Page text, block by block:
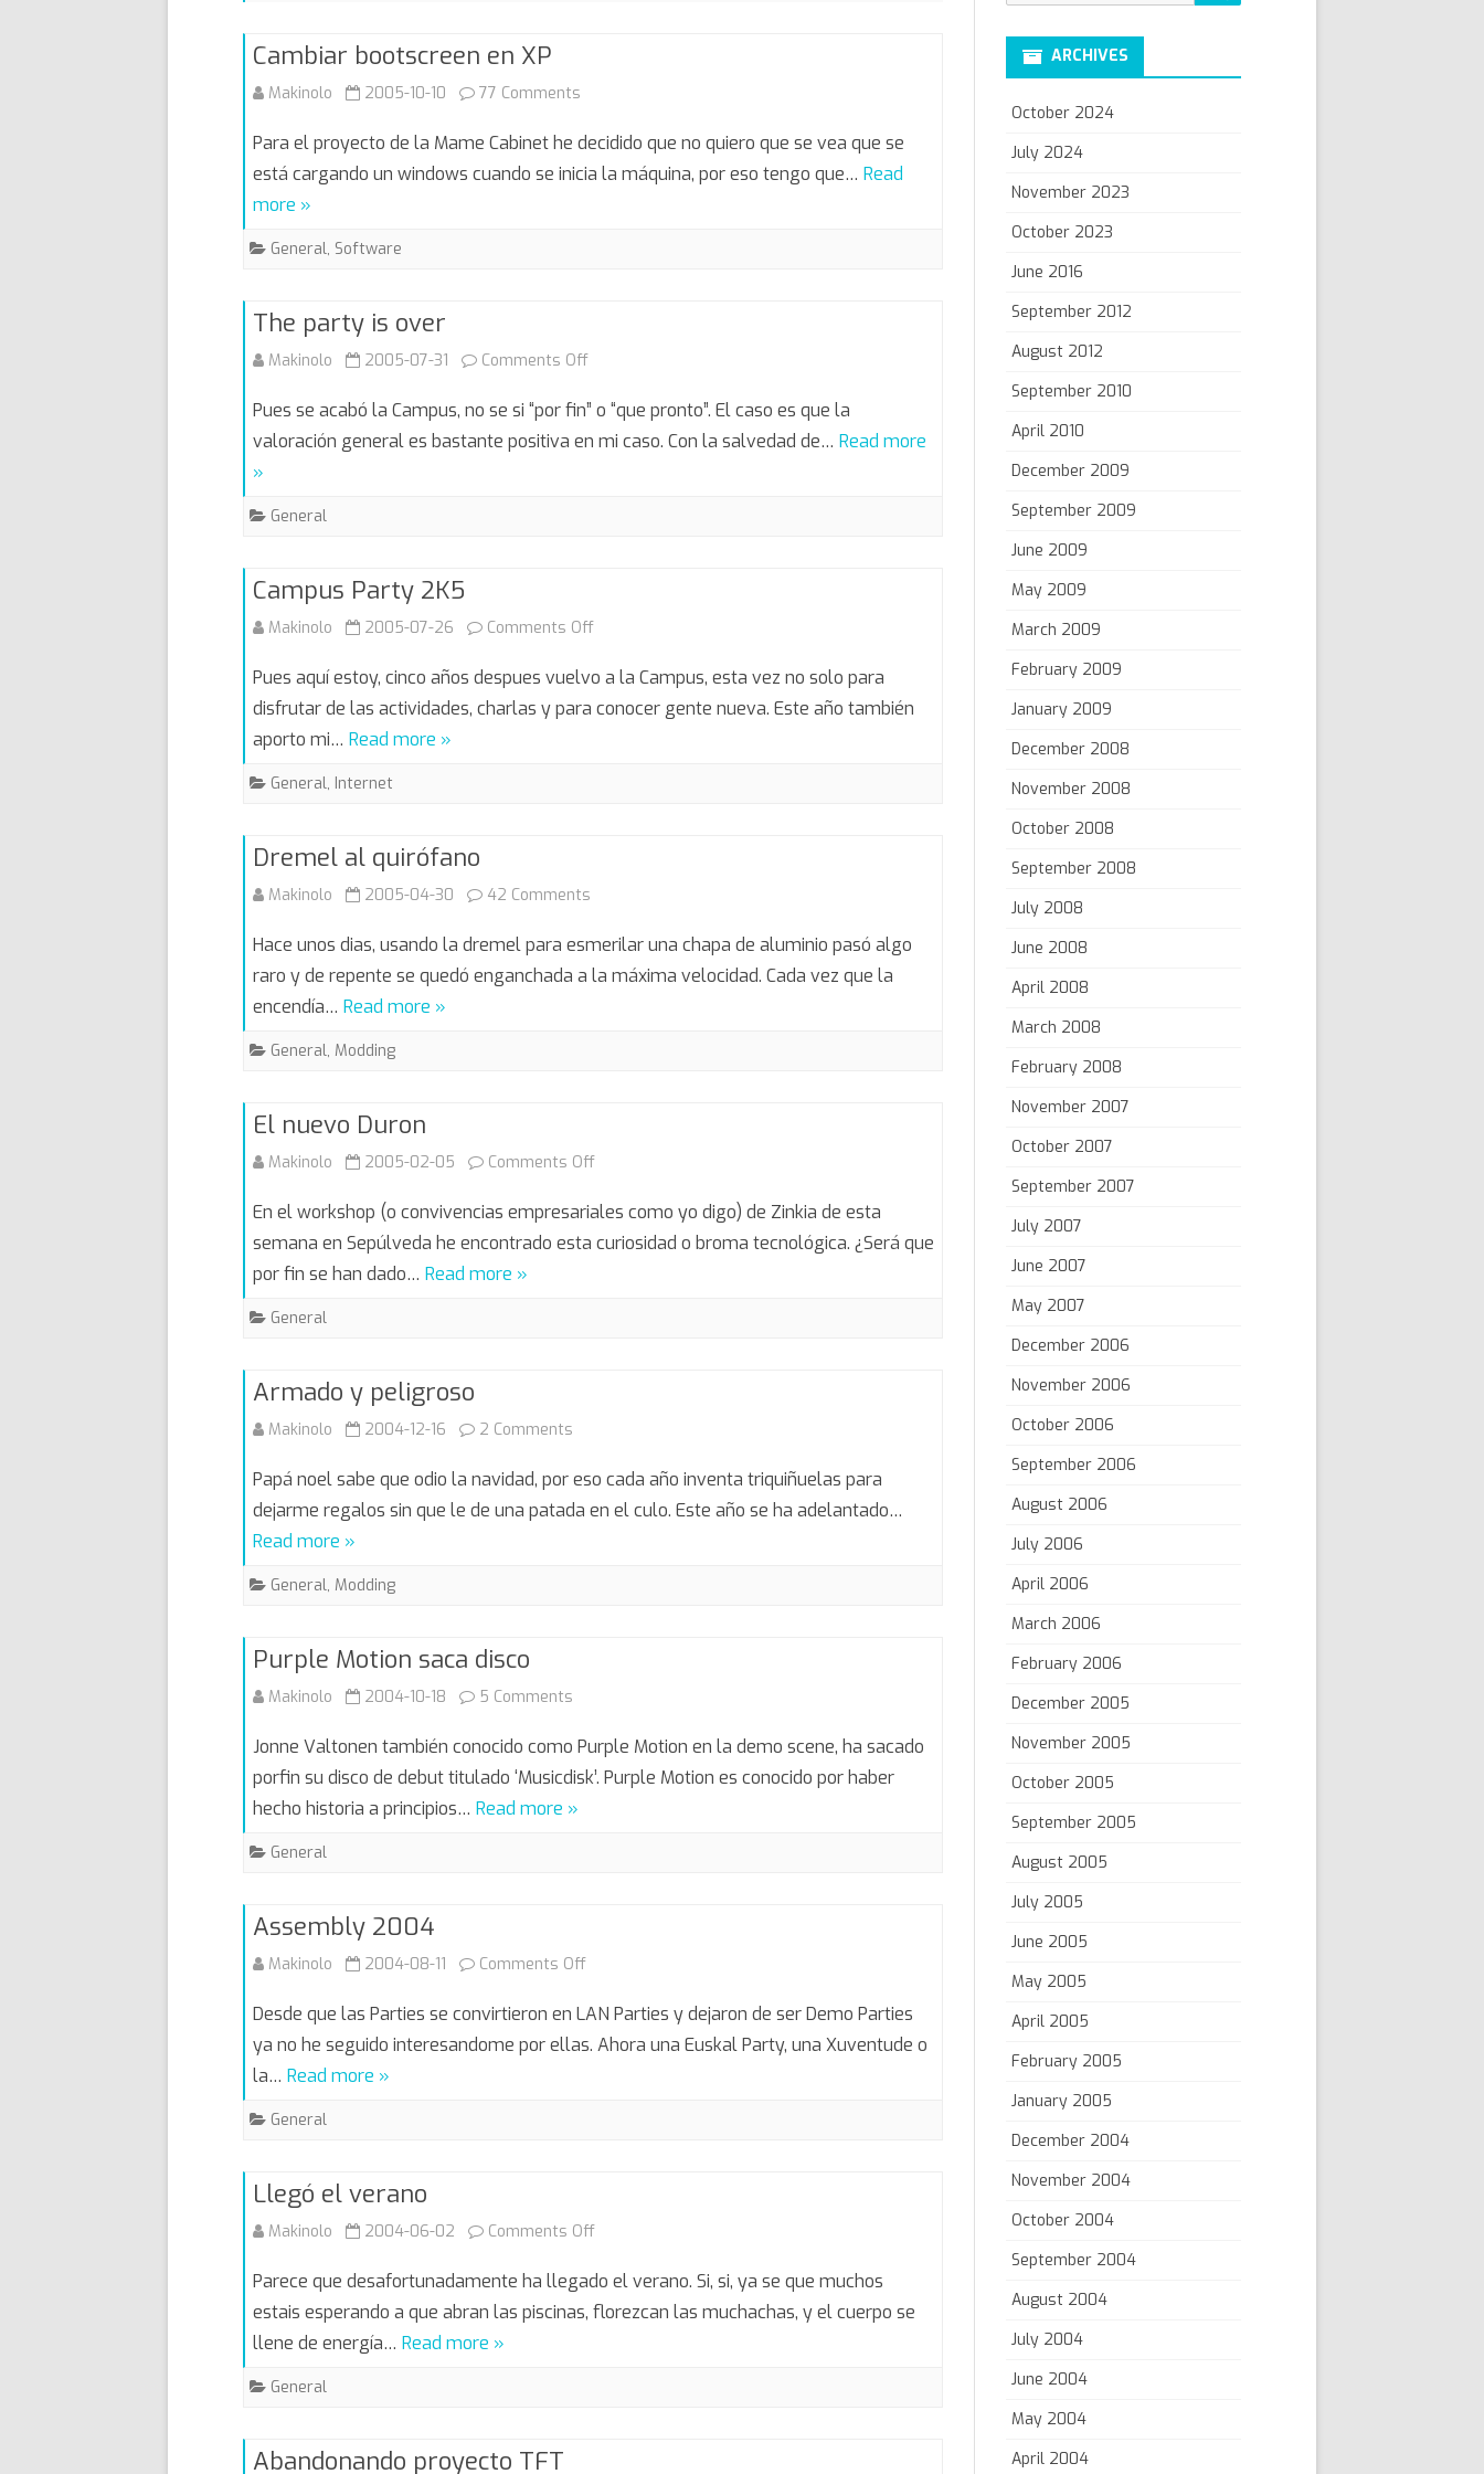
Cambiar bootscreen en XP
Makinolo 2005-10-10 77 Comments
Cambiar
bootscreen
Para el proyecto de la Mame Cabinet he decidido que no quiero que se vea que se
está cargando un windows cuando se inicia la máquina, por eso tengo que… Read
more »
General, Software
The party is over
Makinolo 2005-07-31 Comments Offon
The
party
Pues se acabó la Campus, no se si “por fin” o “que pronto”. El caso es que la
valoración general es bastante positiva en mi caso. Con la salvedad de… Read more
»
General
Campus Party 2K5
Makinolo 2005-07-26 Comments Offon
Campus
Party
Pues aquí estoy, cinco años despues vuelvo a la Campus, esta vez no solo para
disfrutar de las actividades, charlas y para conocer gente nueva. Este año también
aporto mi… Read more »
General, Internet
Dremel al quirófano
Makinolo 2005-04-30 42 Comments
Dremel
al
Hace unos dias, usando la dremel para esmerilar una chapa de aluminio pasó algo
raro y de repente se quedó enganchada a la máxima velocidad. Cada vez que la
encendía… Read more »
General, Modding
El nuevo Duron
Makinolo 2005-02-05 Comments Offon
El
nuevo
En el workshop (o convivencias empresariales como yo digo) de Zinkia de esta
semana en Sepúlveda he encontrado esta curiosidad o broma tecnológica. ¿Será que
por fin se han dado… Read more »
General
Armado y peligroso
Makinolo 2004-12-16 2 Comments
y
Papá noel sabe que odio la navidad, por eso cada año inventa triquiñuelas para
dejarme regalos sin que le de una patada en el culo. Este año se ha adelantado…
Read more »
General, Modding
Purple Motion saca disco
Makinolo 2004-10-18 5 Comments
Purple
Motion
saca
Jonne Valtonen también conocido como Purple Motion en la demo scene, ha sacado
porfin su disco de debut titulado ‘Musicdisk’. Purple Motion es conocido por haber
hecho historia a principios… Read more »
General
Assembly 2004
Makinolo 2004-08-11 Comments Offon
Assembly
2004
Desde que las Parties se convirtieron en LAN Parties y dejaron de ser Demo Parties
ya no he seguido interesandome por ellas. Ahora una Euskal Party, una Xuventude o
la… Read more »
General
Llegó el verano
Makinolo 2004-06-02 Comments Offon
Llegó
el
Parece que desafortunadamente ha llegado el verano. Si, si, ya se que muchos
estais esperando a que abran las piscinas, florezcan las muchachas, y el cuerpo se
llene de energía… Read more »
General
Abandonando proyecto TFT
for:
ARCHIVES
October 2024
July 2024
November 2023
October 2023
June 2016
September 2012
August 2012
September 2010
April 2010
December 2009
September 2009
June 2009
May 2009
March 2009
February 2009
January 2009
December 2008
November 2008
October 2008
September 2008
July 2008
June 2008
April 2008
March 2008
February 2008
November 2007
October 2007
September 2007
July 2007
June 2007
May 2007
December 2006
November 2006
October 2006
September 2006
August 2006
July 2006
April 2006
March 2006
February 2006
December 2005
November 2005
October 2005
September 2005
August 2005
July 2005
June 2005
May 2005
April 2005
February 2005
January 2005
December 2004
November 2004
October 2004
September 2004
August 2004
July 2004
June 2004
May 2004
April 2004